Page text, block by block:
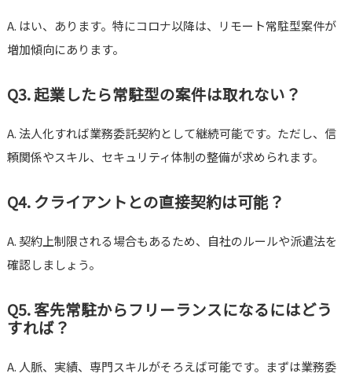
A. はい、あります。特にコロナ以降は、リモート常駐型案件が
増加傾向にあります。
Q3. 起業したら常駐型の案件は取れない？
A. 法人化すれば業務委託契約として継続可能です。ただし、信
頼関係やスキル、セキュリティ体制の整備が求められます。
Q4. クライアントとの直接契約は可能？
A. 契約上制限される場合もあるため、自社のルールや派遣法を
確認しましょう。
Q5. 客先常駐からフリーランスになるにはどう
すれば？
A. 人脈、実績、専門スキルがそろえば可能です。まずは業務委